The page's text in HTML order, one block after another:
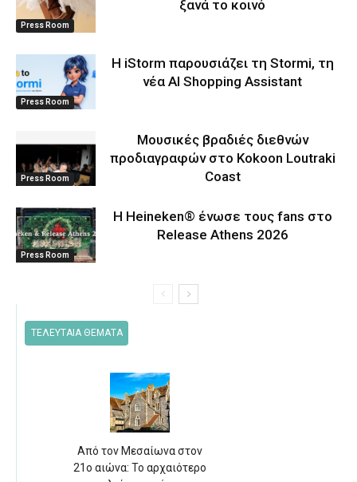
Press Room
ξανά το κοινό
Press Room
Η iStorm παρουσιάζει τη Stormi, τη
νέα AI Shopping Assistant
Press Room
Μουσικές βραδιές διεθνών
προδιαγραφών στο Kokoon Loutraki
Coast
Press Room
Η Heineken® ένωσε τους fans στο
Release Athens 2026
ΤΕΛΕΥΤΑΙΑ ΘΕΜΑΤΑ
Από τον Μεσαίωνα στον
21ο αιώνα: Το αρχαιότερο